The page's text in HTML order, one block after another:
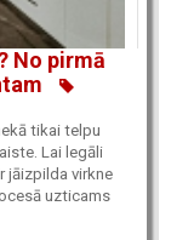
No pirmā
tikai telpu
Lai legāli
jāizpilda virkne
uzticams